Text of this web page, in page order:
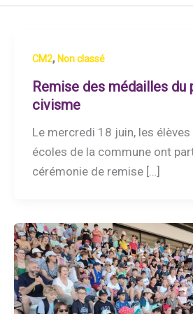
CM2,Non classé
Remise des médailles du
civisme
Le mercredi 18 juin, les
écoles de la commune ont
cérémonie de remise […]